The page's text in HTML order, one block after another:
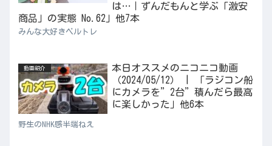
は…｜ずんだもんと学ぶ「激安
商品」の実態 No.62」他7本
みんな大好きベルトレ
動画紹介
本日オススメのニコニコ動画
（2024/05/12） | 「ラジコン船
にカメラを”2台”積んだら最高
に楽しかった」他6本
野生のNHK感半端ねえ